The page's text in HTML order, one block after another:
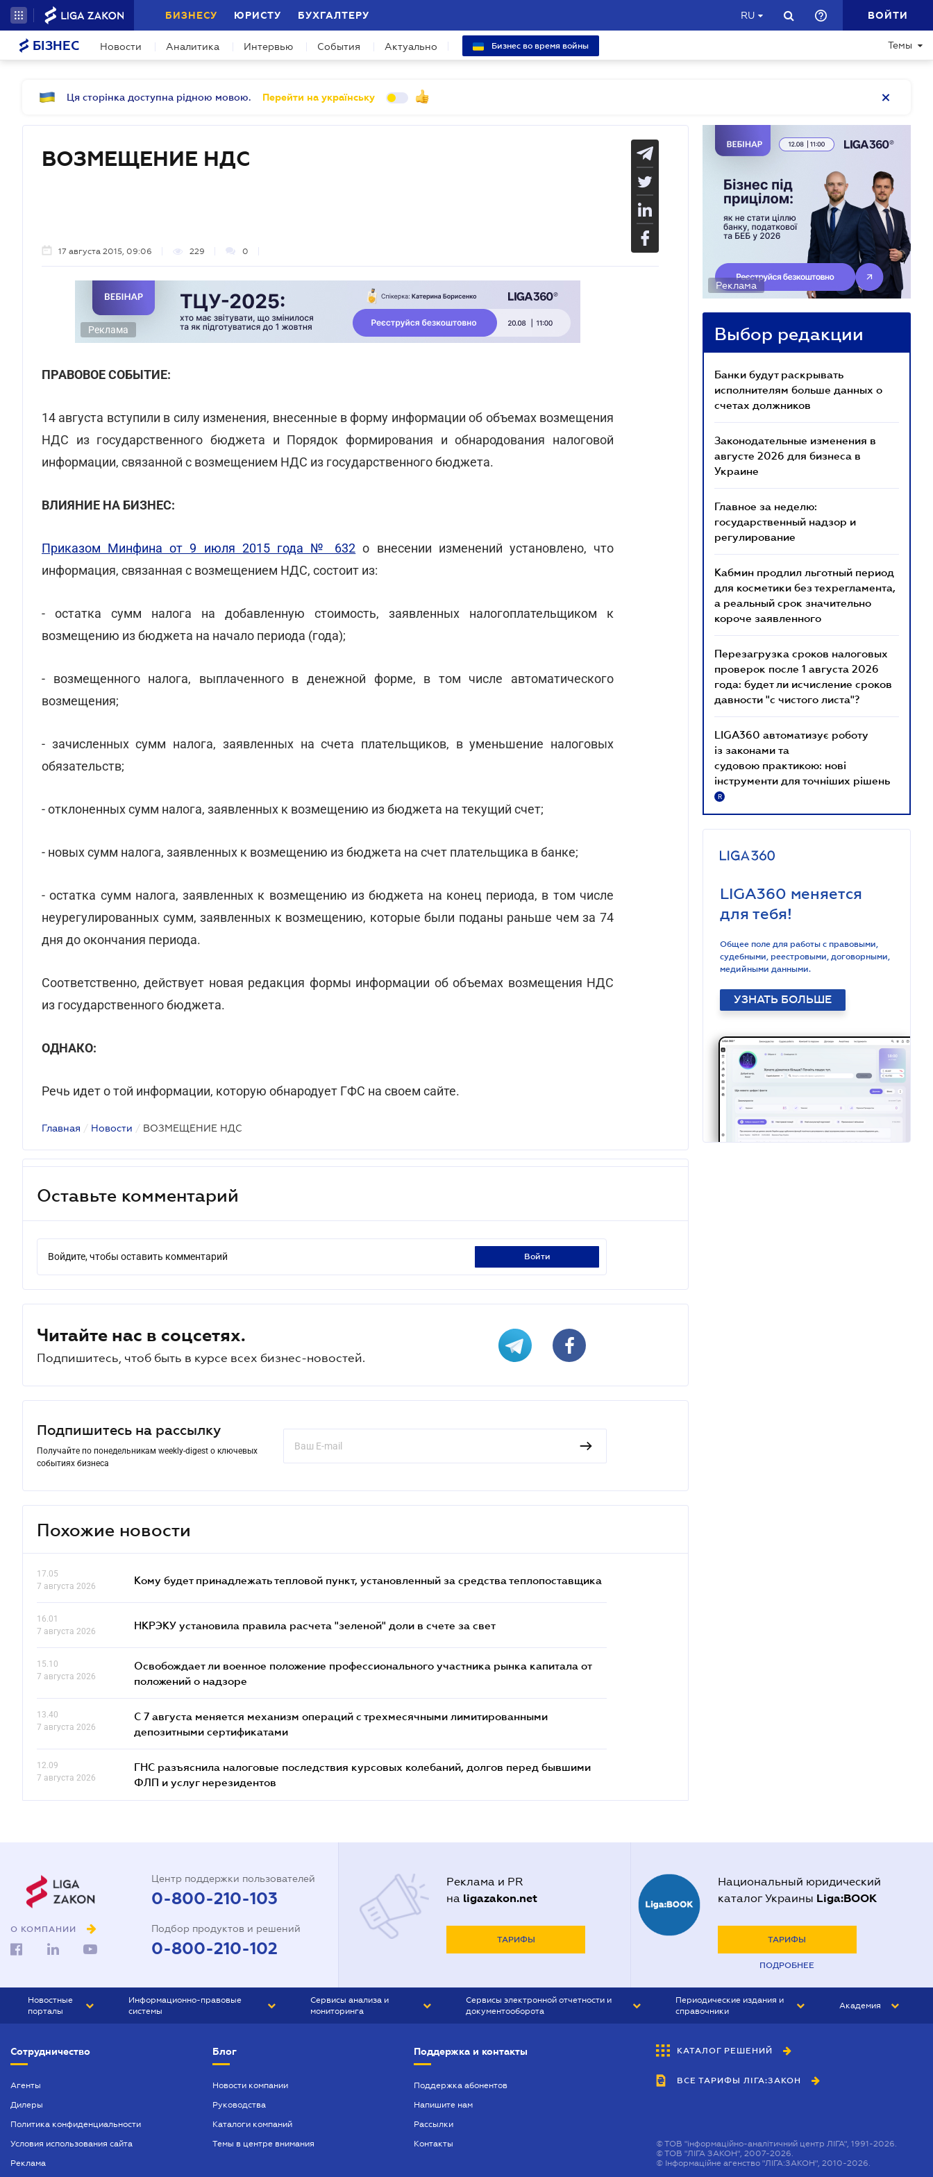
БИЗНЕСУ ЮРИСТУ БУХГАЛТЕРУ RU ВОЙТИ
БІЗНЕС Новости Аналитика Интервью События Актуально Бизнес во время войны Темы
Ця сторінка доступна рідною мовою. Перейти на українську
ВОЗМЕЩЕНИЕ НДС
17 августа 2015, 09:06 229 0
Реклама
ПРАВОВОЕ СОБЫТИЕ:
14 августа вступили в силу изменения, внесенные в форму информации об объемах возмещения
НДС из государственного бюджета и Порядок формирования и обнародования налоговой
информации, связанной с возмещением НДС из государственного бюджета.
ВЛИЯНИЕ НА БИЗНЕС:
Приказом Минфина от 9 июля 2015 года № 632 о внесении изменений установлено, что
информация, связанная с возмещением НДС, состоит из:
- остатка сумм налога на добавленную стоимость, заявленных налогоплательщиком к
возмещению из бюджета на начало периода (года);
- возмещенного налога, выплаченного в денежной форме, в том числе автоматического
возмещения;
- зачисленных сумм налога, заявленных на счета плательщиков, в уменьшение налоговых
обязательств;
- отклоненных сумм налога, заявленных к возмещению из бюджета на текущий счет;
- новых сумм налога, заявленных к возмещению из бюджета на счет плательщика в банке;
- остатка сумм налога, заявленных к возмещению из бюджета на конец периода, в том числе
неурегулированных сумм, заявленных к возмещению, которые были поданы раньше чем за 74
дня до окончания периода.
Соответственно, действует новая редакция формы информации об объемах возмещения НДС
из государственного бюджета.
ОДНАКО:
Речь идет о той информации, которую обнародует ГФС на своем сайте.
Главная / Новости / ВОЗМЕЩЕНИЕ НДС
Оставьте комментарий
Войдите, чтобы оставить комментарий войти
Читайте нас в соцсетях.
Подпишитесь, чтоб быть в курсе всех бизнес-новостей.
Подпишитесь на рассылку
Получайте по понедельникам weekly-digest о ключевых
событиях бизнеса
Похожие новости
17.05
7 августа 2026
Кому будет принадлежать тепловой пункт, установленный за средства теплопоставщика
16.01
7 августа 2026
НКРЭКУ установила правила расчета "зеленой" доли в счете за свет
15.10
7 августа 2026
Освобождает ли военное положение профессионального участника рынка капитала от
положений о надзоре
13.40
7 августа 2026
С 7 августа меняется механизм операций с трехмесячными лимитированными
депозитными сертификатами
12.09
7 августа 2026
ГНС разъяснила налоговые последствия курсовых колебаний, долгов перед бывшими
ФЛП и услуг нерезидентов
Реклама
Выбор редакции
Банки будут раскрывать
исполнителям больше данных о
счетах должников
Законодательные изменения в
августе 2026 для бизнеса в
Украине
Главное за неделю:
государственный надзор и
регулирование
Кабмин продлил льготный период
для косметики без техрегламента,
а реальный срок значительно
короче заявленного
Перезагрузка сроков налоговых
проверок после 1 августа 2026
года: будет ли исчисление сроков
давности "с чистого листа"?
LIGA360 автоматизує роботу
із законами та
судовою практикою: нові
інструменти для точніших рішень
R
LIGA360 меняется
для тебя!
Общее поле для работы с правовыми,
судебными, реестровыми, договорными,
медийными данными.
УЗНАТЬ БОЛЬШЕ
О КОМПАНИИ
Центр поддержки пользователей
0-800-210-103
Подбор продуктов и решений
0-800-210-102
Реклама и PR
на ligazakon.net
ТАРИФЫ
Национальный юридический
каталог Украины Liga:BOOK
ТАРИФЫ
ПОДРОБНЕЕ
Новостные
порталы
БИЗНЕС
Информационно-правовые
системы
БУХГАЛТЕР ПРОФ
ЮРИСТ ПРОФ
Сервисы анализа и
мониторинга
Сервисы электронной отчетности и
документооборота
Периодические издания и
справочники
БУХГАЛТЕР&ЗАКОН
ВЕСТНИК МСФО
Академия
Сотрудничество
Агенты
Дилеры
Политика конфиденциальности
Условия использования сайта
Реклама
Блог
Новости компании
Руководства
Каталоги компаний
Темы в центре внимания
Поддержка и контакты
Поддержка абонентов
Напишите нам
Рассылки
Контакты
КАТАЛОГ РЕШЕНИЙ
ВСЕ ТАРИФЫ ЛІГА:ЗАКОН
©ТОВ "інформаційно-аналітичний центр ЛІГА", 1991-2026.
©ТОВ "ЛІГА ЗАКОН", 2007-2026.
© Інформаційне агенство "ЛІГА:ЗАКОН", 2010-2026.